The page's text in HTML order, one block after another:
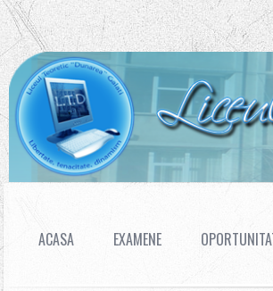
ACASA EXAMENE